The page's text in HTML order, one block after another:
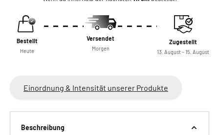
Bestellt
Heute
Versendet
Morgen
Zugestellt
13. August – 15. August
Einordnung & Intensität unserer Produkte
Beschreibung